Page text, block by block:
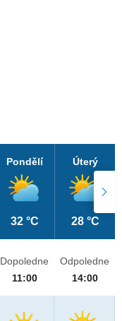
Pondělí
32 °C
Úterý
28 °C
Dopoledne
11:00
Odpoledne
14:00